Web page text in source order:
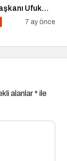
Ufuk
7 ay önce
alanlar* ile